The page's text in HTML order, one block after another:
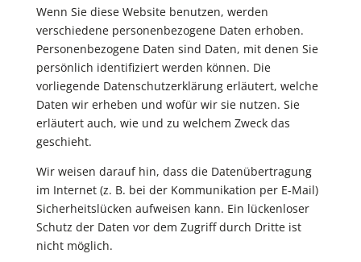
Wenn Sie diese Website benutzen, werden
verschiedene personenbezogene Daten erhoben.
Personenbezogene Daten sind Daten, mit denen Sie
persönlich identifiziert werden können. Die
vorliegende Datenschutzerklärung erläutert, welche
Daten wir erheben und wofür wir sie nutzen. Sie
erläutert auch, wie und zu welchem Zweck das
geschieht.
Wir weisen darauf hin, dass die Datenübertragung
im Internet (z. B. bei der Kommunikation per E-Mail)
Sicherheitslücken aufweisen kann. Ein lückenloser
Schutz der Daten vor dem Zugriff durch Dritte ist
nicht möglich.